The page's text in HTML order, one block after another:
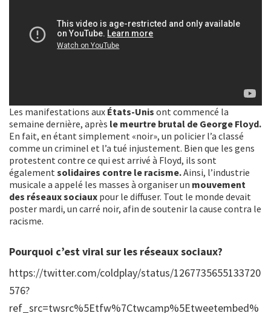
Les manifestations aux États-Unis ont commencé la
semaine dernière, après le meurtre brutal de George Floyd.
En fait, en étant simplement «noir», un policier l’a classé
comme un criminel et l’a tué injustement. Bien que les gens
protestent contre ce qui est arrivé à Floyd, ils sont
égalementsolidaires contre le racisme.Ainsi, l’industrie
musicale a appelé les masses à organiser un mouvement
des réseaux sociaux pour le diffuser. Tout le monde devait
poster mardi, un carré noir, afin de soutenir la cause contra le
racisme.
Pourquoi c’est viral sur les réseaux sociaux?
https://twitter.com/coldplay/status/1267735655133720
576?
ref_src=twsrc%5Etfw%7Ctwcamp%5Etweetembed%